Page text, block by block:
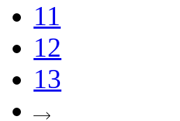
11
12
13